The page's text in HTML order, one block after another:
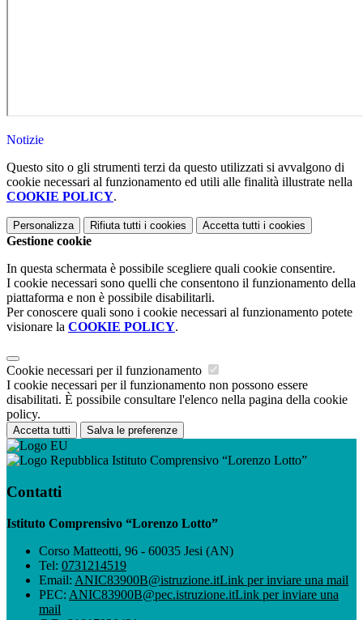
Notizie
Questo sito o gli strumenti terzi da questo utilizzati si avvalgono di
cookie necessari al funzionamento ed utili alle finalità illustrate nella
COOKIE POLICY.
Personalizza Rifiuta tutti i cookies Accetta tutti i cookies
Gestione cookie
In questa schermata è possibile scegliere quali cookie consentire.
I cookie necessari sono quelli che consentono il funzionamento della
piattaforma e non è possibile disabilitarli.
Per conoscere quali sono i cookie necessari al funzionamento potete
visionare la COOKIE POLICY.
Cookie necessari per il funzionamento
I cookie necessari per il funzionamento non possono essere
disabilitati. È possibile consultare l'elenco nella pagina della cookie
policy.
Accetta tutti Salva le preferenze
Istituto Comprensivo “Lorenzo Lotto”
Contatti
Istituto Comprensivo “Lorenzo Lotto”
Corso Matteotti, 96 - 60035 Jesi (AN)
Tel: 0731214519
Email: ANIC83900B@istruzione.itLink per inviare una mail
PEC: ANIC83900B@pec.istruzione.itLink per inviare una
mail